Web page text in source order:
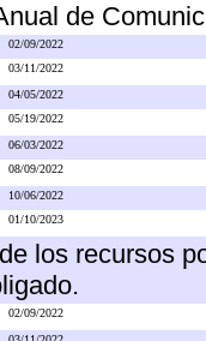
de
02/09/2022
03/11/2022
04/05/2022
05/19/2022
06/03/2022
08/09/2022
10/06/2022
01/10/2023
los recursos
02/09/2022